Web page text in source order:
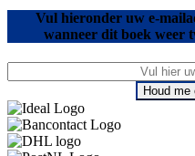
Vul hieronder uw e-
wanneer dit boek weer
Houd me